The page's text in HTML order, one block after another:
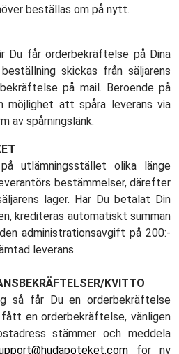
beställas om på nytt.
Du får orderbekräftelse på Dina
skickas från säljarens
på mail. Beroende på
möjlighet att spåra leverans via
av spårningslänk.
utlämningsstället olika länge
bestämmelser, därefter
lager. Har Du betalat Din
krediteras automatiskt summan
administrationsavgift på 200:-
leverans.
KVITTO
så får Du en orderbekräftelse
en orderbekräftelse, vänligen
stämmer och meddela
för ny